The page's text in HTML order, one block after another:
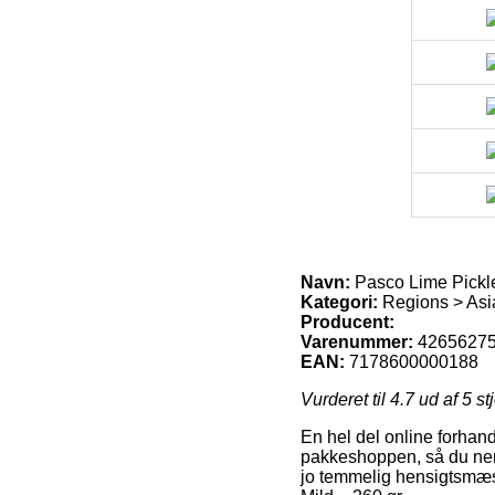
Navn: Pasco Lime
Kategori: Regions >
Producent:
Varenummer:
EAN: 7178600000188
Vurderet til 4.7ud af 5
En hel del online
pakkeshoppen, så du
jo temmelig